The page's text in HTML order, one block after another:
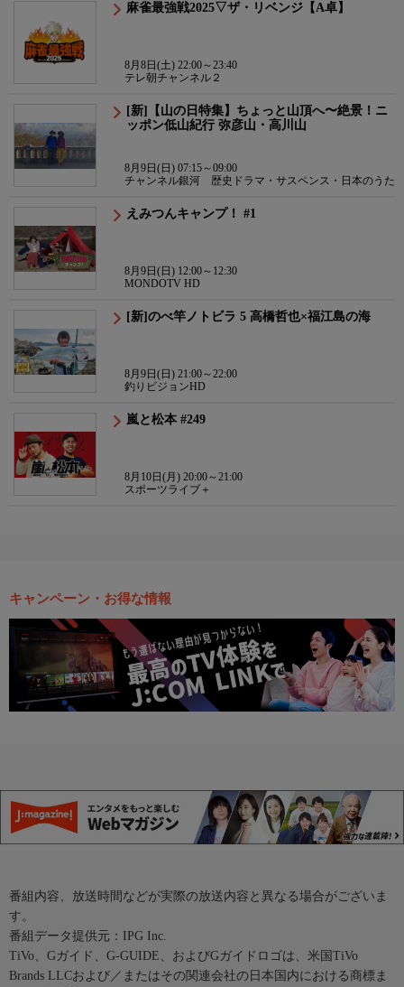
麻雀最強戦2025▽ザ・リベンジ【A卓】
8月8日(土) 22:00～23:40
テレ朝チャンネル２
[新]【山の日特集】ちょっと山頂へ〜絶景！ニ
ッポン低山紀行 弥彦山・高川山
8月9日(日) 07:15～09:00
チャンネル銀河 歴史ドラマ・サスペンス・日本のうた
えみつんキャンプ！ #1
8月9日(日) 12:00～12:30
MONDOTV HD
[新]のべ竿ノトビラ 5 高橋哲也×福江島の海
8月9日(日) 21:00～22:00
釣りビジョンHD
嵐と松本 #249
8月10日(月) 20:00～21:00
スポーツライブ＋
キャンペーン・お得な情報
番組内容、放送時間などが実際の放送内容と異なる場合がございま
す。
番組データ提供元：IPG Inc.
TiVo、Gガイド、G-GUIDE、およびGガイドロゴは、米国TiVo
Brands LLCおよび／またはその関連会社の日本国内における商標ま